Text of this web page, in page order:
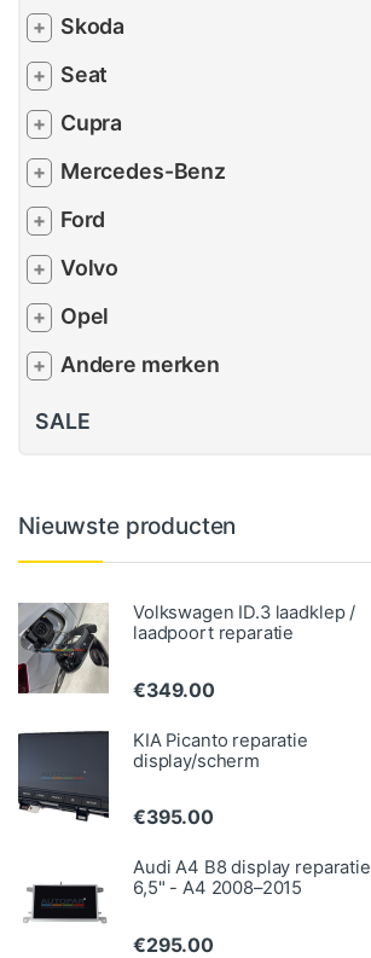
+ Skoda
+ Seat
+ Cupra
+ Mercedes-Benz
+ Ford
+ Volvo
+ Opel
+ Andere merken
SALE
Nieuwste producten
Volkswagen ID.3 laadklep /
laadpoort reparatie
€349.00
KIA Picanto reparatie
display/scherm
€395.00
Audi A4 B8 display reparatie
6,5" - A4 2008–2015
€295.00